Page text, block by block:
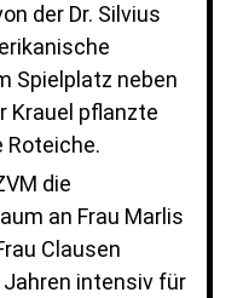
der Dr. Silvius
Spielplatz neben
Krauel pflanzte
Roteiche.
die
an Frau Marlis
Clausen
intensiv für